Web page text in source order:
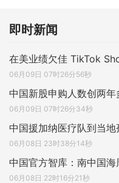
即时新闻
在美业绩欠佳 TikTok
06月09日 07时26分56秒
中国新股申购人数创两年
06月09日 07时26分34秒
中国援加纳医疗队到当地
06月08日 23时38分14秒
中国官方智库：南中国
06月08日 22时16分21秒